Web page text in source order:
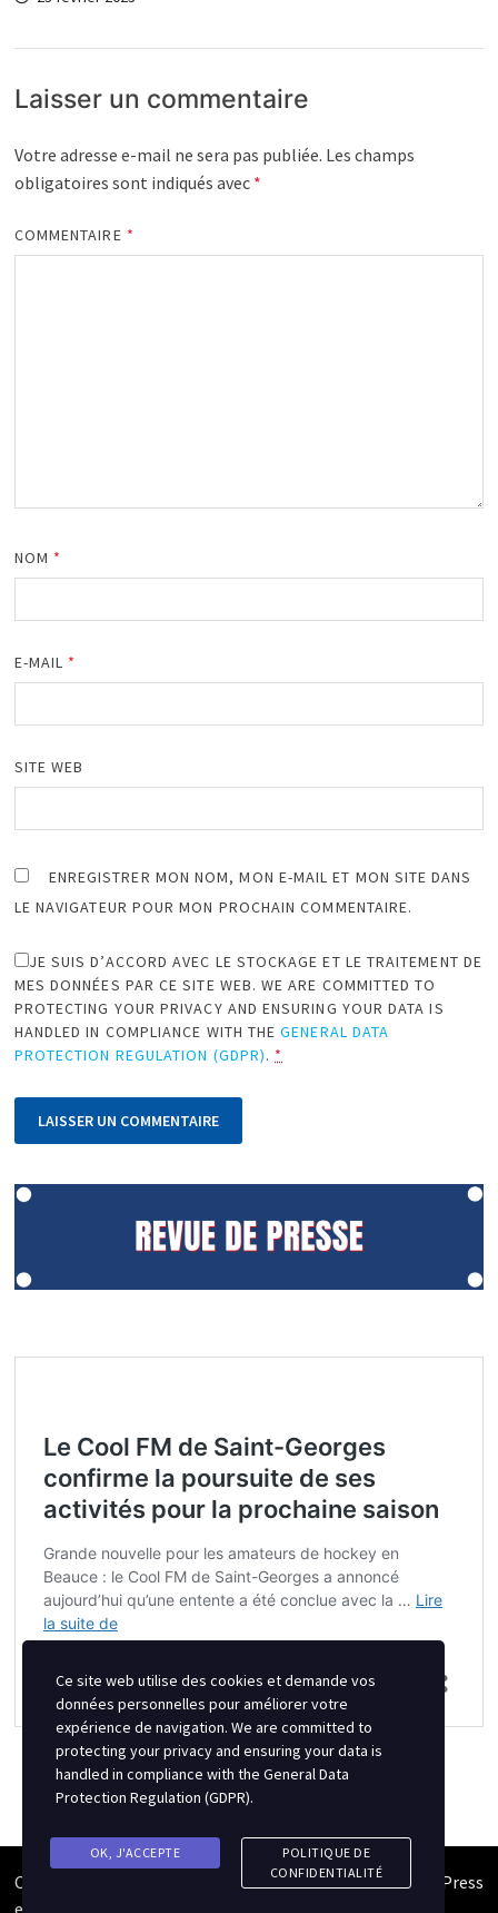
Laisser un commentaire
Votre adresse e-mail ne sera pas publiée. Les champs
obligatoires sont indiqués avec *
COMMENTAIRE *
NOM *
E-MAIL *
SITE WEB
ENREGISTRER MON NOM, MON E-MAIL ET MON SITE DANS
LE NAVIGATEUR POUR MON PROCHAIN COMMENTAIRE.
JE SUIS D’ACCORD AVEC LE STOCKAGE ET LE TRAITEMENT DE
MES DONNÉES PAR CE SITE WEB. WE ARE COMMITTED TO
PROTECTING YOUR PRIVACY AND ENSURING YOUR DATA IS
HANDLED IN COMPLIANCE WITH THEGENERAL DATA
PROTECTION REGULATION (GDPR). *
Copyright © 2026 Semipro Magazine. Alimenté parWordPress
Ce site web utilise des cookies et demande vos
données personnelles pour améliorer votre
expérience de navigation. We are committed to
protecting your privacy and ensuring your data is
handled in compliance with the General Data
Protection Regulation (GDPR).
OK, J'ACCEPTE
POLITIQUE DE
CONFIDENTIALITÉ